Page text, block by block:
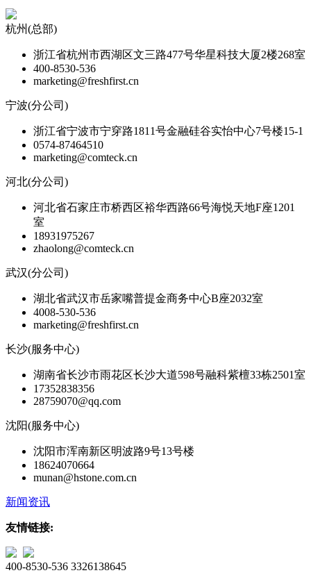
杭州(总部)
浙江省杭州市西湖区文三路477号华星科技大厦2楼268室
400-8530-536
marketing@freshfirst.cn
宁波(分公司)
浙江省宁波市宁穿路1811号金融硅谷实怡中心7号楼15-1
0574-87464510
marketing@comteck.cn
河北(分公司)
河北省石家庄市桥西区裕华西路66号海悦天地F座1201
室
18931975267
zhaolong@comteck.cn
武汉(分公司)
湖北省武汉市岳家嘴普提金商务中心B座2032室
4008-530-536
marketing@freshfirst.cn
长沙(服务中心)
湖南省长沙市雨花区长沙大道598号融科紫檀33栋2501室
17352838356
28759070@qq.com
沈阳(服务中心)
沈阳市浑南新区明波路9号13号楼
18624070664
munan@hstone.com.cn
新闻资讯
友情链接:
400-8530-536 3326138645